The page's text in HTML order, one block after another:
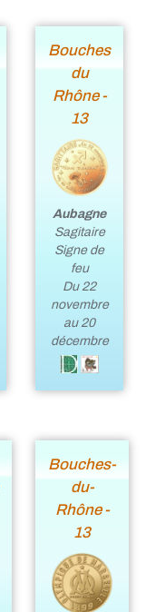
Bouches
du
Rhône -
13
Aubagne
Sagitaire
Signe de
feu
Du 22
novembre
au 20
décembre
Bouches-
du-
Rhône -
13